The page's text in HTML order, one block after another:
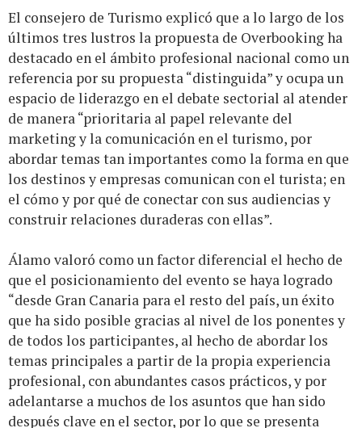
El consejero de Turismo explicó que a lo largo de los
últimos tres lustros la propuesta de Overbooking ha
destacado en el ámbito profesional nacional como un
referencia por su propuesta “distinguida” y ocupa un
espacio de liderazgo en el debate sectorial al atender
de manera “prioritaria al papel relevante del
marketing y la comunicación en el turismo, por
abordar temas tan importantes como la forma en que
los destinos y empresas comunican con el turista; en
el cómo y por qué de conectar con sus audiencias y
construir relaciones duraderas con ellas”.
Álamo valoró como un factor diferencial el hecho de
que el posicionamiento del evento se haya logrado
“desde Gran Canaria para el resto del país, un éxito
que ha sido posible gracias al nivel de los ponentes y
de todos los participantes, al hecho de abordar los
temas principales a partir de la propia experiencia
profesional, con abundantes casos prácticos, y por
adelantarse a muchos de los asuntos que han sido
después clave en el sector, por lo que se presenta